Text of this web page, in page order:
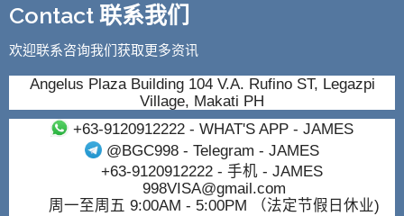
Contact 联系我们
欢迎联系咨询我们获取更多资讯
Angelus Plaza Building 104 V.A. Rufino ST, Legazpi
Village, Makati PH
+63-9120912222- WHAT'S APP - JAMES
@BGC998 - Telegram - JAMES
+63-9120912222- 手机 - JAMES
998VISA@gmail.com
周一至周五 9:00AM - 5:00PM （法定节假日休业)